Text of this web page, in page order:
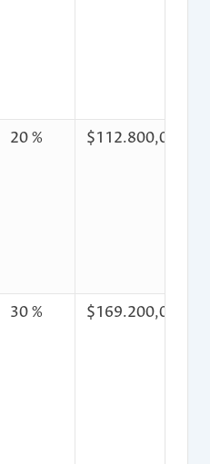
20 % $112.800,00
30 % $169.200,00